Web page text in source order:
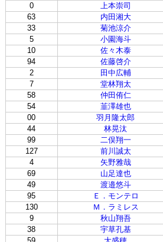
0
上本崇司
63
内田湘大
33
菊池涼介
5
小園海斗
10
佐々木泰
94
佐藤啓介
2
田中広輔
7
堂林翔太
58
仲田侑仁
54
韮澤雄也
00
羽月隆太郎
44
林晃汰
99
二俣翔一
127
前川誠太
4
矢野雅哉
69
山足達也
49
渡邉悠斗
95
Ｅ．モンテロ
130
Ｍ．ラミレス
9
秋山翔吾
38
宇草孔基